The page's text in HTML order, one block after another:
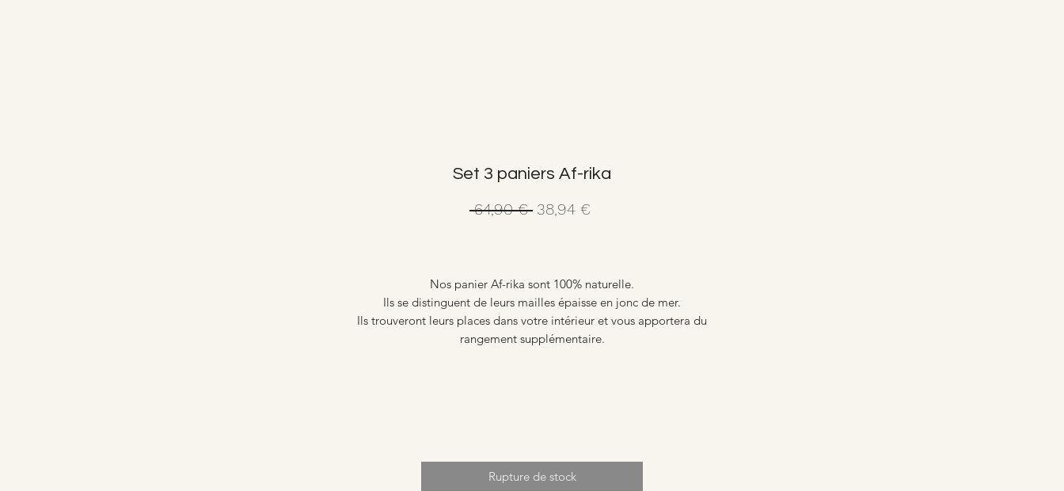
Set 3 paniers Af-rika
64,90 € Prix
38,94 €
Nos panier Af-rika sont 100% naturelle.
Ils se distinguent de leurs mailles épaisse en jonc de mer.
Ils trouveront leurs places dans votre intérieur et vous apportera du
rangement supplémentaire.
Rupture de stock